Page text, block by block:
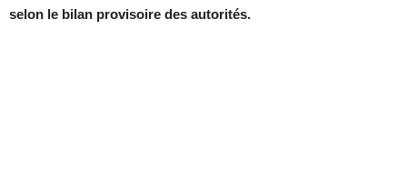
selon le bilan provisoire des autorités.